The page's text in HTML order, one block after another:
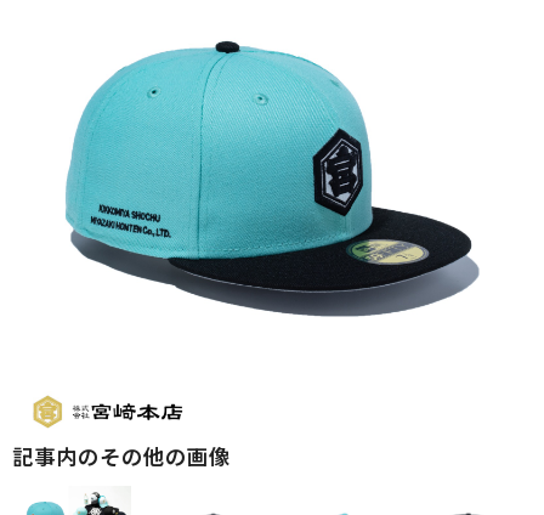
記事内のその他の画像